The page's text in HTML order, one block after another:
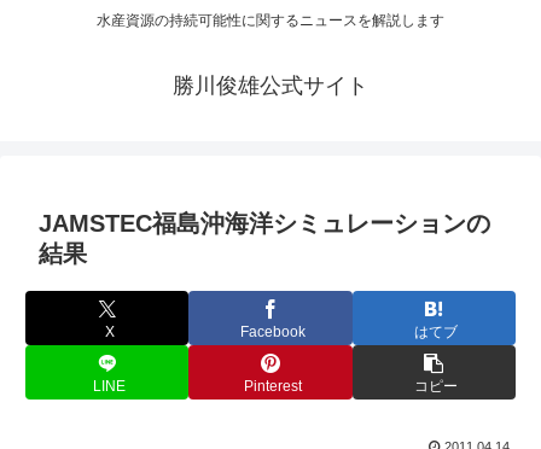
水産資源の持続可能性に関するニュースを解説します
勝川俊雄公式サイト
JAMSTEC福島沖海洋シミュレーションの
結果
X Facebook はてブ
LINE Pinterest コピー